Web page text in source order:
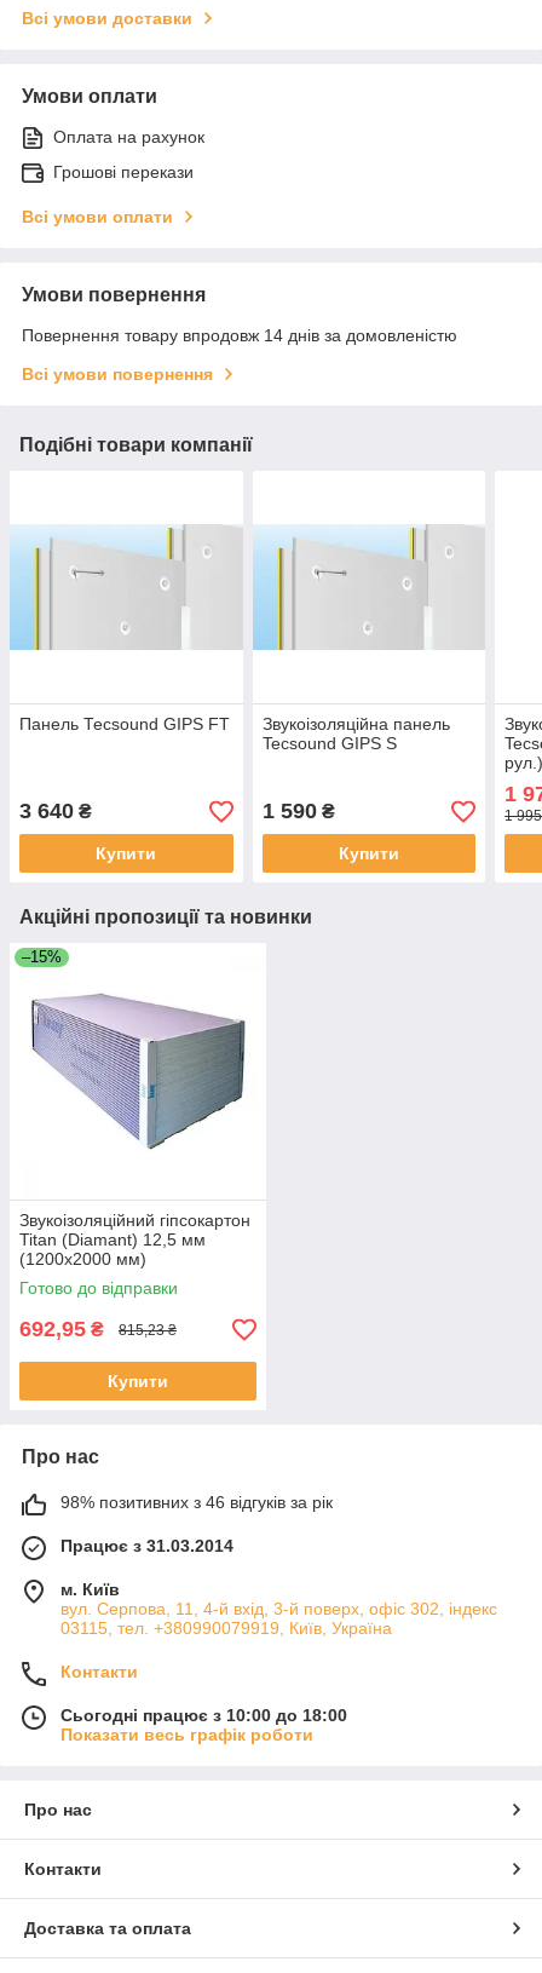
Всі умови доставки
Умови оплати
Оплата на рахунок
Грошові перекази
Всі умови оплати
Умови повернення
Повернення товару впродовж 14 днів за домовленістю
Всі умови повернення
Подібні товари компанії
Панель Тесsound GIPS FT
3 640 ₴
Купити
Звукоізоляційна панель
Tecsound GIPS S
1 590₴
Купити
1
1
Акційні пропозиції та новинки
–15%
Звукоізоляційний гіпсокартон
Titan (Diamant) 12,5 мм
(1200x2000 мм)
Готово до відправки
692,95 ₴ 815,23 ₴
Купити
Про нас
98% позитивних з 46 відгуків за рік
Працює з 31.03.2014
м. Київ
вул. Серпова, 11, 4-й вхід, 3-й поверх, офіс 302, індекс
03115, тел. +380990079919, Київ, Україна
Контакти
Сьогодні працює з 10:00 до 18:00
Показати весь графік роботи
Про нас
Контакти
Доставка та оплата